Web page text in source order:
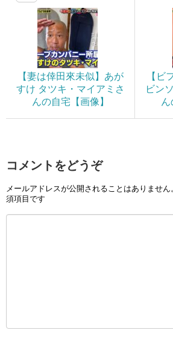
【妻は倖田來未似】あが
すけ タツキ・マイアミさ
んの自宅【画像】
【ビ
ビン
ん
コメントをどうぞ
メールアドレスが公開されることはありません
須項目です